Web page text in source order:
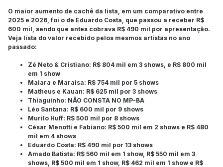
O maior aumento de cachê da lista, em um comparativo entre
2025 e 2026, foi o de Eduardo Costa, que passou a receber R$
600 mil, sendo que antes cobrava R$ 490 mil por apresentação.
Veja lista do valor recebido pelos mesmos artistas no ano
passado:
Zé Neto & Cristiano: R$ 804 mil em 3 shows, e R$ 800 mil
em 1 show
Maiara e Maraisa: R$ 754 mil por 5 shows
Matheus e Kauan: R$ 625 mil por 3 shows
Thiaguinho: NÃO CONSTA NO MP-BA
Léo Santana: R$ 600 mil por 9 shows
Murilo Huff: R$ 500 mil por 8 shows
César Menotti e Fabiano: R$ 500 mil em 2 shows e R$ 480
mil em 4 shows
Eduardo Costa: R$ 490 mil por 13 shows
Amado Batista: R$ 560 mil em 1 show, R$ 550 mil em 3
shows, R$ 500 mil em 1 show, R$ 462 mil em 1 show e R$